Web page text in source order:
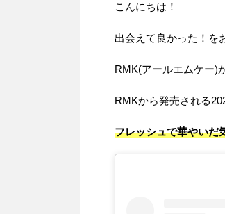
こんにちは！
出会えて良かった！を
RMK(アールエムケー)
RMKから発売される
フレッシュで華やいだ